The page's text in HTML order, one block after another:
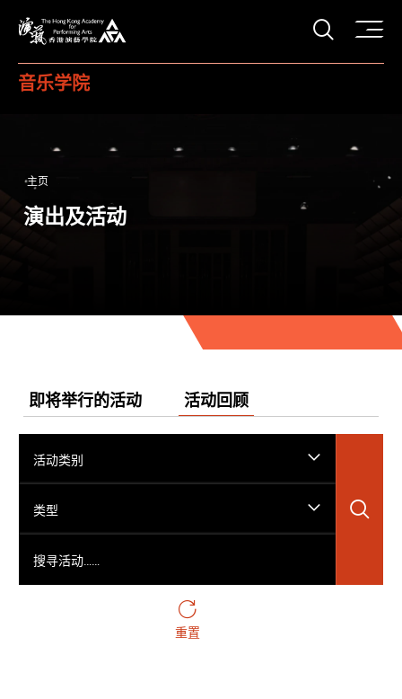
打开
音乐学院
主页
演出及活动
即将举行的活动 活动回顾
活动类别
类型
重置